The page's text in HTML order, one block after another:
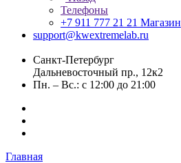
Телефоны
+7 911 777 21 21 Магазин
support@kwextremelab.ru
Санкт-Петербург
Дальневосточный пр., 12к2
Пн. – Вс.: с 12:00 до 21:00
Главная